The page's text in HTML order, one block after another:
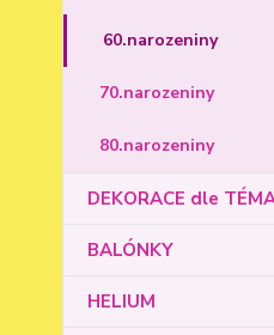
60.narozeniny
70.narozeniny
80.narozeniny
DEKORACE dle
BALÓNKY
HELIUM